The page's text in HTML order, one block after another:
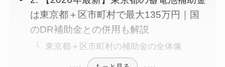
は東京都＋区市町村で最大135万円｜国
のDR補助金との併用も解説
東京都＋区市町村の補助金の全体像